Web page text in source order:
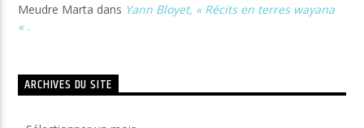
Meudre Marta dans Yann Bloyet, « Récits en terres wayana
« .
ARCHIVES DU SITE